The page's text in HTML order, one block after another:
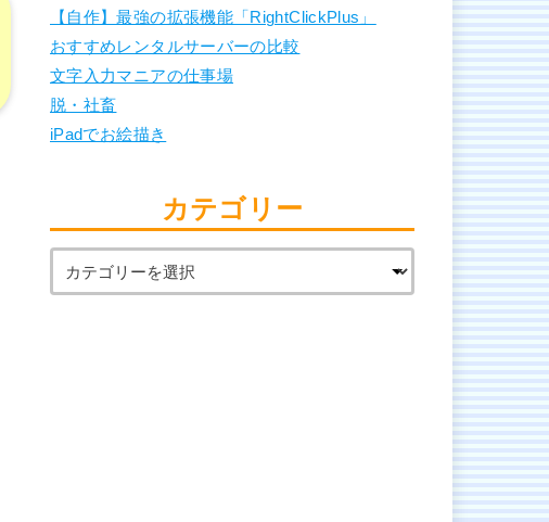
【自作】最強の拡張機能「RightClickPlus」
おすすめレンタルサーバーの比較
文字入力マニアの仕事場
脱・社畜
iPadでお絵描き
カテゴリー